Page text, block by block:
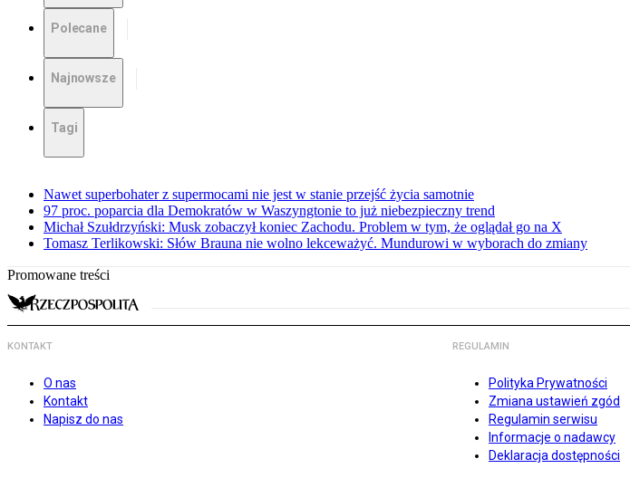
Polecane
Najnowsze
Tagi
Nawet superbohater z supermocami nie jest w stanie przejść życia samotnie
97 proc. poparcia dla Demokratów w Waszyngtonie to już niebezpieczny trend
Michał Szułdrzyński: Musk zobaczył koniec Zachodu. Problem w tym, że oglądał go na X
Tomasz Terlikowski: Słów Brauna nie wolno lekceważyć. Mundurowi w wyborach do zmiany
Promowane treści
KONTAKT
O nas
Kontakt
Napisz do nas
REGULAMIN
Polityka Prywatności
Zmiana ustawień zgód
Regulamin serwisu
Informacje o nadawcy
Deklaracja dostępności